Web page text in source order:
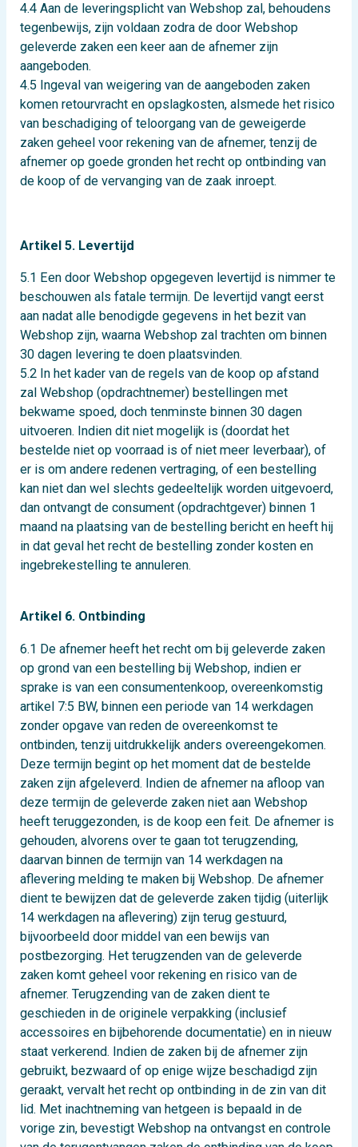
4.4 Aan de leveringsplicht van Webshop zal, behoudens
tegenbewijs, zijn voldaan zodra de door Webshop
geleverde zaken een keer aan de afnemer zijn
aangeboden.
4.5 Ingeval van weigering van de aangeboden zaken
komen retourvracht en opslagkosten, alsmede het risico
van beschadiging of teloorgang van de geweigerde
zaken geheel voor rekening van de afnemer, tenzij de
afnemer op goede gronden het recht op ontbinding van
de koop of de vervanging van de zaak inroept.
Artikel 5. Levertijd
5.1 Een door Webshop opgegeven levertijd is nimmer te
beschouwen als fatale termijn. De levertijd vangt eerst
aan nadat alle benodigde gegevens in het bezit van
Webshop zijn, waarna Webshop zal trachten om binnen
30 dagen levering te doen plaatsvinden.
5.2 In het kader van de regels van de koop op afstand
zal Webshop (opdrachtnemer) bestellingen met
bekwame spoed, doch tenminste binnen 30 dagen
uitvoeren. Indien dit niet mogelijk is (doordat het
bestelde niet op voorraad is of niet meer leverbaar), of
er is om andere redenen vertraging, of een bestelling
kan niet dan wel slechts gedeeltelijk worden uitgevoerd,
dan ontvangt de consument (opdrachtgever) binnen 1
maand na plaatsing van de bestelling bericht en heeft hij
in dat geval het recht de bestelling zonder kosten en
ingebrekestelling te annuleren.
Artikel 6. Ontbinding
6.1 De afnemer heeft het recht om bij geleverde zaken
op grond van een bestelling bij Webshop, indien er
sprake is van een consumentenkoop, overeenkomstig
artikel 7:5 BW, binnen een periode van 14 werkdagen
zonder opgave van reden de overeenkomst te
ontbinden, tenzij uitdrukkelijk anders overeengekomen.
Deze termijn begint op het moment dat de bestelde
zaken zijn afgeleverd. Indien de afnemer na afloop van
deze termijn de geleverde zaken niet aan Webshop
heeft teruggezonden, is de koop een feit. De afnemer is
gehouden, alvorens over te gaan tot terugzending,
daarvan binnen de termijn van 14 werkdagen na
aflevering melding te maken bij Webshop. De afnemer
dient te bewijzen dat de geleverde zaken tijdig (uiterlijk
14 werkdagen na aflevering) zijn terug gestuurd,
bijvoorbeeld door middel van een bewijs van
postbezorging. Het terugzenden van de geleverde
zaken komt geheel voor rekening en risico van de
afnemer. Terugzending van de zaken dient te
geschieden in de originele verpakking (inclusief
accessoires en bijbehorende documentatie) en in nieuw
staat verkerend. Indien de zaken bij de afnemer zijn
gebruikt, bezwaard of op enige wijze beschadigd zijn
geraakt, vervalt het recht op ontbinding in de zin van dit
lid. Met inachtneming van hetgeen is bepaald in de
vorige zin, bevestigt Webshop na ontvangst en controle